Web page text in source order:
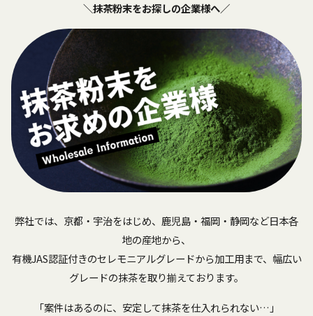
＼抹茶粉末をお探しの企業様へ／
弊社では、京都・宇治をはじめ、鹿児島・福岡・静岡など日本各
地の産地から、
有機JAS認証付きのセレモニアルグレードから加工用まで、幅広い
グレードの抹茶を取り揃えております。
「案件はあるのに、安定して抹茶を仕入れられない…」